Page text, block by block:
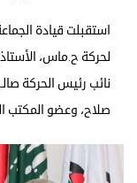
استقبلت قيادة
لحركة ح.ماس،
نائب رئيس الحركة
صلاح، وعضو المكتب